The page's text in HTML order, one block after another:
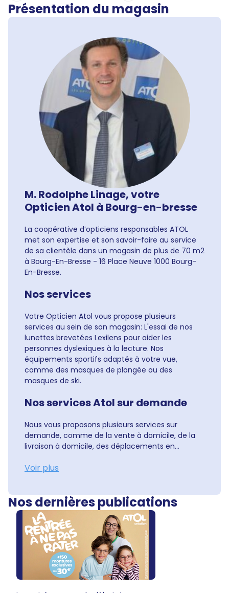
Présentation du magasin
M. Rodolphe Linage, votre
Opticien Atol à Bourg-en-bresse
La coopérative d’opticiens responsables ATOL
met son expertise et son savoir-faire au service
de sa clientèle dans un magasin de plus de 70 m2
à Bourg-En-Bresse - 16 Place Neuve 1000 Bourg-
En-Bresse.
Nos services
Votre Opticien Atol vous propose plusieurs
services au sein de son magasin: L'essai de nos
lunettes brevetées Lexilens pour aider les
personnes dyslexiques à la lecture. Nos
équipements sportifs adaptés à votre vue,
comme des masques de plongée ou des
masques de ski.
Nos services Atol sur demande
Nous vous proposons plusieurs services sur
demande, comme de la vente à domicile, de la
livraison à domicile, des déplacements en...
Voir plus
Nos dernières publications